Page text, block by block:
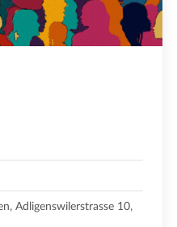
Adligenswilerstrasse 10,